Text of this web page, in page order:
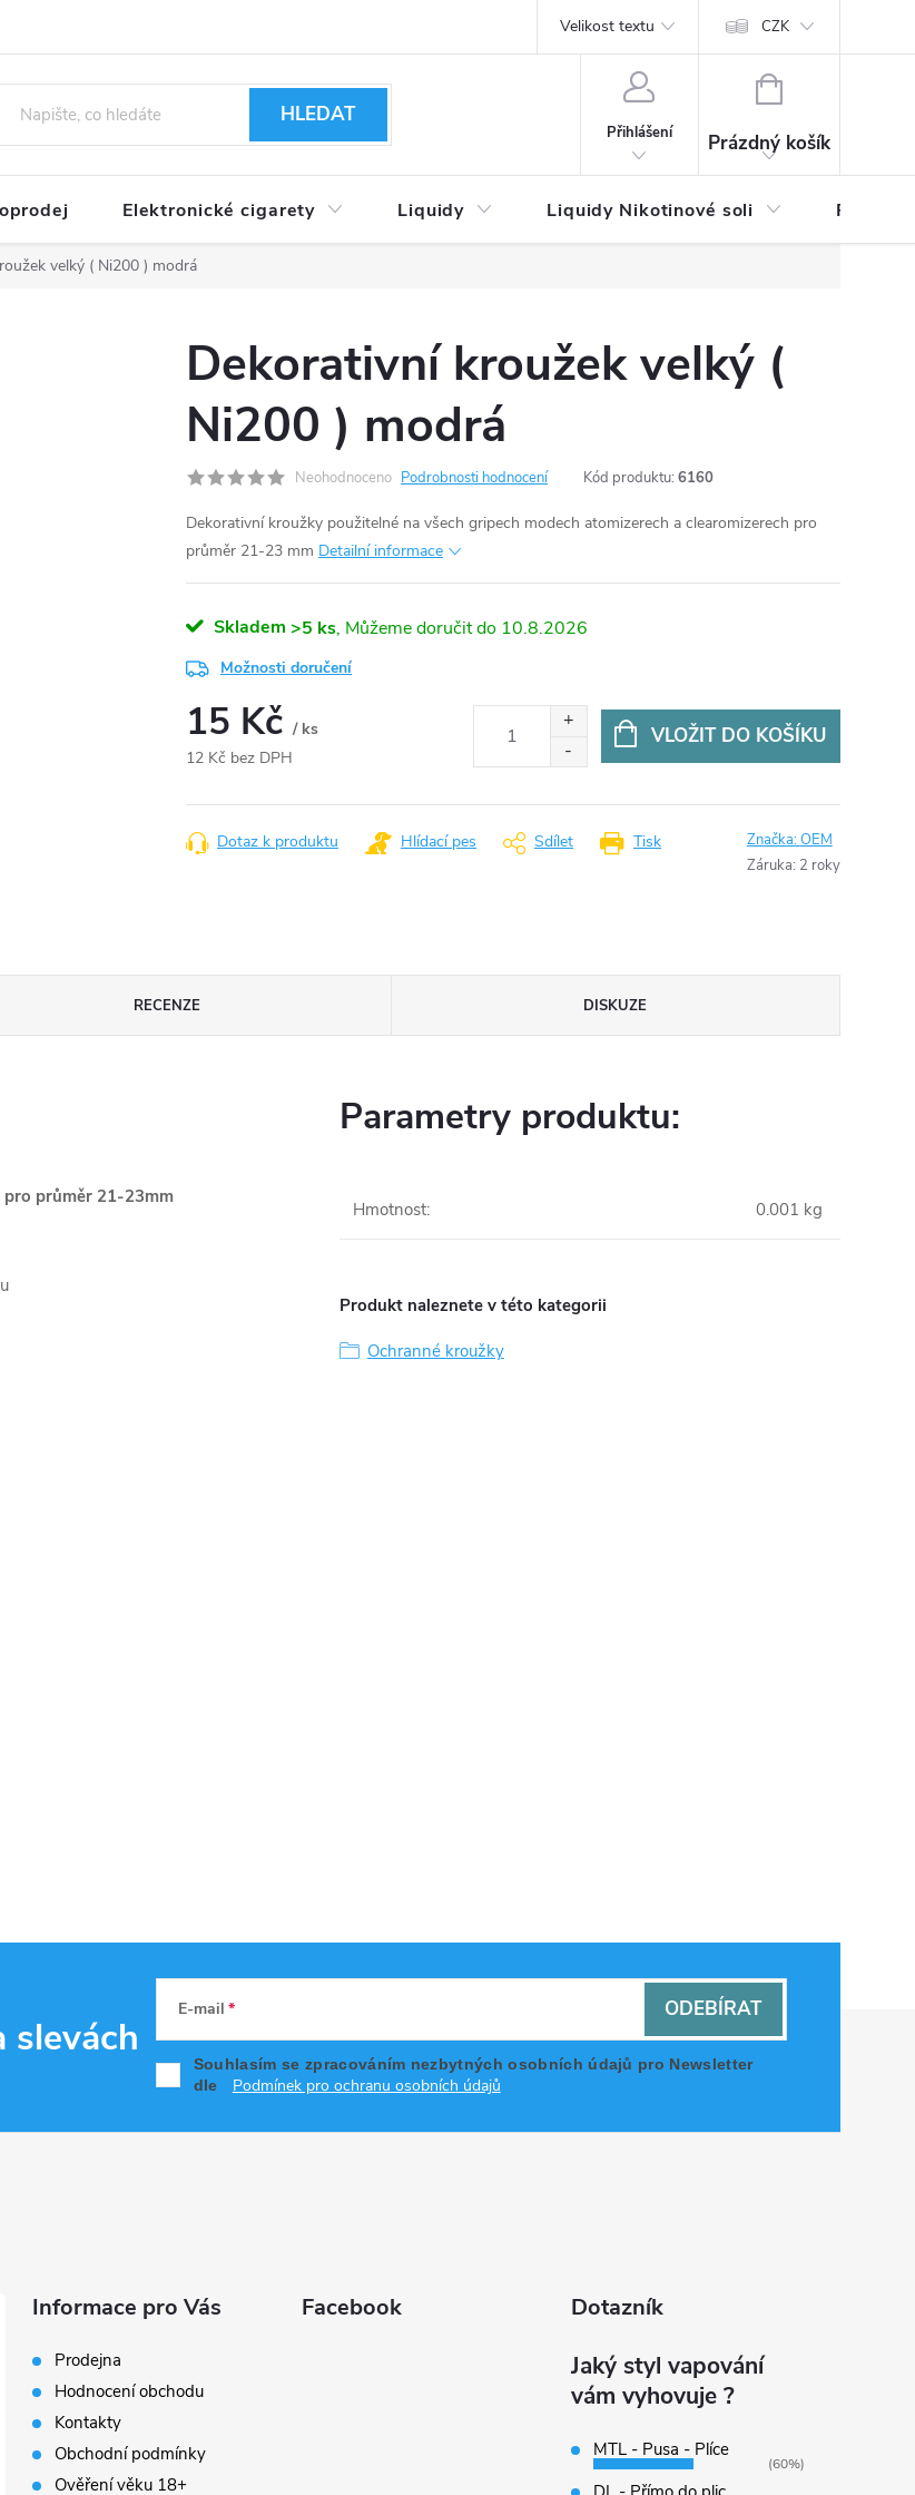
Reklamační řád Vrácení zboží a reklamace
Velikost textu CZK
HLEDAT
Přihlášení
NÁKUPNÍ
Prázdný košík
Elektronické cigarety Liquidy Liquidy Nikotinové soli
velký ( Ni200 ) modrá
Dekorativní kroužek velký (
Ni200 ) modrá
Neohodnoceno Podrobnosti hodnocení Kód produktu: 6160
Dekorativní kroužky použitelné na všech gripech modech atomizerech a clearomizerech pro
průměr 21-23 mm Detailní informace
Skladem >5 ks 10.8.2026
Možnosti doručení
15 Kč / ks
12 Kč bez DPH
cena:
VLOŽIT DO KOŠÍKU
Tisk
Dotaz k produktu Hlídací pes Sdílet Značka:OEM
Záruka: 2 roky
RECENZE DISKUZE
průměr 21-23mm
Parametry produktu:
Hmotnost: 0.001 kg
Produkt naleznete v této kategorii
Ochranné kroužky
slevách
E-mail
Souhlasím se zpracováním nezbytných osobních údajů pro Newsletter
dle
Podmínek pro ochranu osobních údajů
ODEBÍRAT
Informace pro Vás
Prodejna
Hodnocení obchodu
Kontakty
Obchodní podmínky
Ověření věku 18+
Facebook Dotazník
Jaký styl vapování
vám vyhovuje ?
MTL - Pusa - Plíce
(60%)